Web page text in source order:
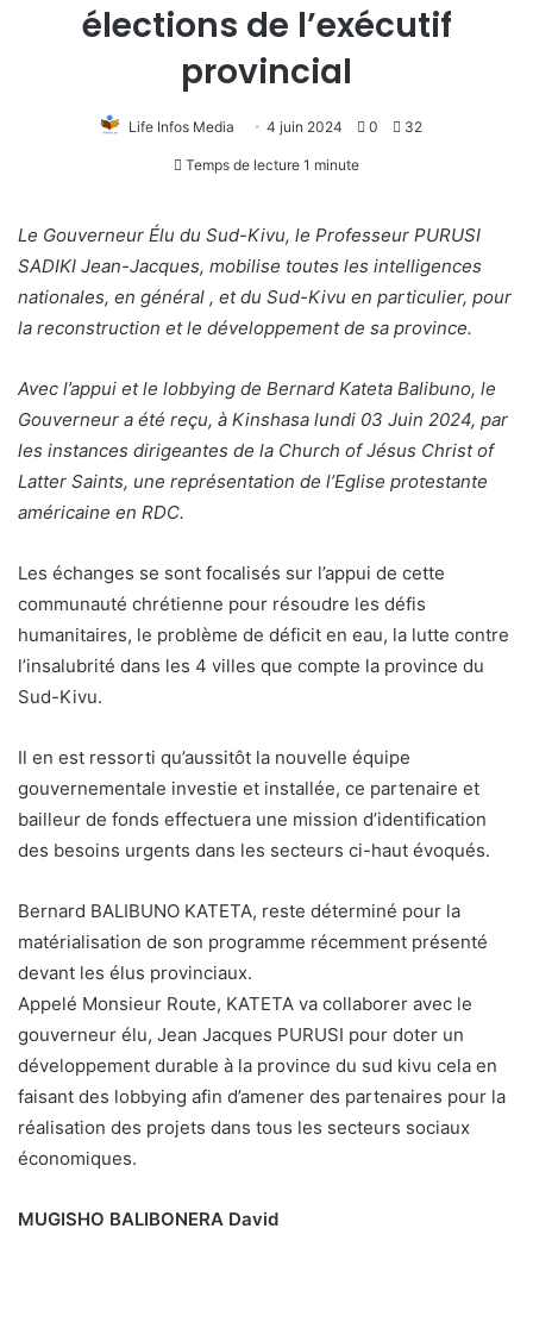
élections de l’exécutif
provincial
Life Infos Media 4 juin 2024 0 32
Temps de lecture 1 minute
Le Gouverneur Élu du Sud-Kivu, le Professeur PURUSI
SADIKI Jean-Jacques, mobilise toutes les intelligences
nationales, en général , et du Sud-Kivu en particulier, pour
la reconstruction et le développement de sa province.
Avec l’appui et le lobbying de Bernard Kateta Balibuno, le
Gouverneur a été reçu, à Kinshasa lundi 03 Juin 2024, par
les instances dirigeantes de la Church of Jésus Christ of
Latter Saints, une représentation de l’Eglise protestante
américaine en RDC.
Les échanges se sont focalisés sur l’appui de cette
communauté chrétienne pour résoudre les défis
humanitaires, le problème de déficit en eau, la lutte contre
l’insalubrité dans les 4 villes que compte la province du
Sud-Kivu.
Il en est ressorti qu’aussitôt la nouvelle équipe
gouvernementale investie et installée, ce partenaire et
bailleur de fonds effectuera une mission d’identification
des besoins urgents dans les secteurs ci-haut évoqués.
Bernard BALIBUNO KATETA, reste déterminé pour la
matérialisation de son programme récemment présenté
devant les élus provinciaux.
Appelé Monsieur Route, KATETA va collaborer avec le
gouverneur élu, Jean Jacques PURUSI pour doter un
développement durable à la province du sud kivu cela en
faisant des lobbying afin d’amener des partenaires pour la
réalisation des projets dans tous les secteurs sociaux
économiques.
MUGISHO BALIBONERA David